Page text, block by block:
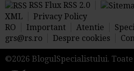
RSS Flux RSS 2.0
XML
Privacy Policy
RO
Important Atentie
grs@rs.ro
Despre cookies
©2026 BlogulSpecialistului.